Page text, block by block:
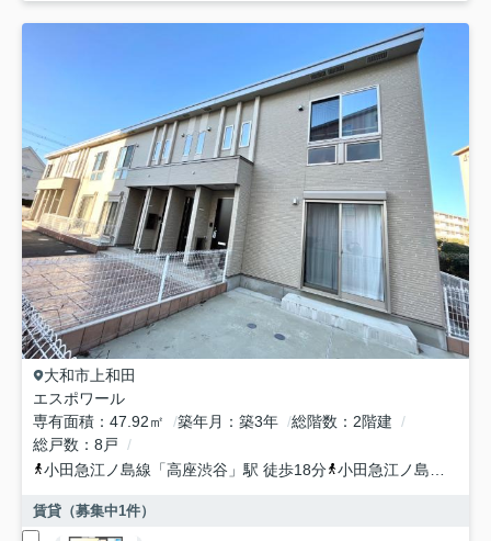
大和市 上和田
エスポワール
専有面積
47.92㎡ 築年月 築3年 総階数
2階建
総戸数
8戸
小田急江ノ島線 「高座渋谷 」駅 徒歩18分 小田急江ノ島線
賃貸（募集中1件）